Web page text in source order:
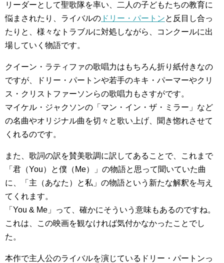
リーダーとして聖歌隊を率い、二人の子どもたちの教育に
悩まされたり、ライバルの ドリー・パートンと反目し合っ
たりと、様々なトラブルに対処しながら、コンクールに出
場していく物語です。
クイーン・ラティファの歌唱力はもちろん折り紙付きなの
ですが、ドリー・パートンや若手のキキ・パーマーやクリ
ス・クリストファーソンらの歌唱力もさすがです。
マイケル・ジャクソンの「マン・イン・ザ・ミラー」など
の名曲やオリジナル曲を切々と歌い上げ、聞き惚れさせて
くれるのです。
また、歌詞の訳を賛美歌調に訳してあることで、これまで
「君（You）と僕（Me）」の物語と思って聞いていた曲
に、「主（あなた）と私」の物語という新たな解釈を与え
てくれます。
「You & Me」って、確かにそういう意味もあるのですね。
これは、この映画を観なければ気付かなかったことでし
た。
本作で主人公のライバルを演じているドリー・パートンっ